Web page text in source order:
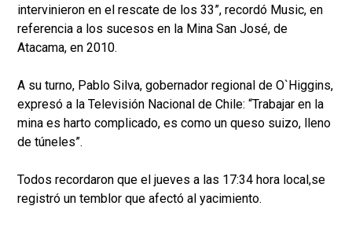
intervinieron en el rescate de los 33”, recordó Music, en
referencia a los sucesos en la Mina San José, de
Atacama, en 2010.
A su turno, Pablo Silva, gobernador regional de O`Higgins,
expresó a la Televisión Nacional de Chile: “Trabajar en la
mina es harto complicado, es como un queso suizo, lleno
de túneles”.
Todos recordaron que el jueves a las 17:34 hora local,se
registró un temblor que afectó al yacimiento.